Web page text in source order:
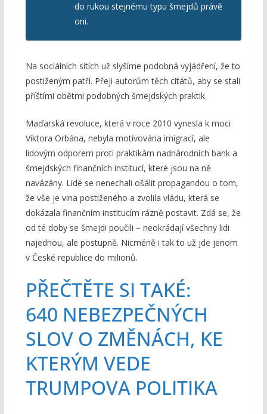
do rukou stejnému typu šmejdů právě
oni.
Na sociálních sítích už slyšíme podobná vyjádření, že to
postiženým patří. Přeji autorům těch citátů, aby se stali
příštími obětmi podobných šmejdských praktik.
Maďarská revoluce, která v roce 2010 vynesla k moci
Viktora Orbána, nebyla motivována imigrací, ale
lidovým odporem proti praktikám nadnárodních bank a
šmejdských finančních institucí, které jsou na ně
navázány. Lidé se nenechali ošálit propagandou o tom,
že vše je vina postiženého a zvolila vládu, která se
dokázala finančním institucím rázně postavit. Zdá se, že
od té doby se šmejdi poučili – neokrádají všechny lidi
najednou, ale postupně. Nicméně i tak to už jde jenom
v České republice do milionů.
PŘEČTĚTE SI TAKÉ:
640 NEBEZPEČNÝCH
SLOV O ZMĚNÁCH, KE
KTERÝM VEDE
TRUMPOVA POLITIKA